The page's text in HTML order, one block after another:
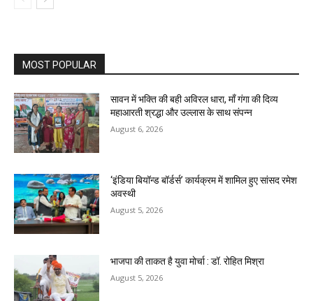
MOST POPULAR
सावन में भक्ति की बही अविरल धारा, माँ गंगा की दिव्य
महाआरती श्रद्धा और उल्लास के साथ संपन्न
August 6, 2026
‘इंडिया बियॉन्ड बॉर्डर्स’ कार्यक्रम में शामिल हुए सांसद रमेश
अवस्थी
August 5, 2026
भाजपा की ताकत है युवा मोर्चा : डॉ. रोहित मिश्रा
August 5, 2026